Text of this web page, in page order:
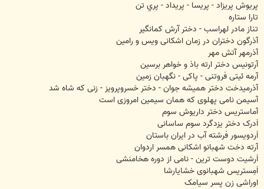
پريوش پريزاد - پريسا - پريداد - پري تن
تارا ستاره
تناز مادر لهراسب - دختر آرش کمانگير
آذرگون دختران در زمان اشکانی ویس و رامین
آذرمهر آتش مهر
آرتونیس دختر ارته باذ و خواهر برسین
آرمه ئیتی فروتنی - پاکی - نگهبان زمین
آذرمیدخت دختر همیشه جوان - دختر خسروپرویز - زنی که شاه شد
آسیمن نامی پهلوی که همان سیمین امروزی است
آماستریس دختر داریوش سوم
اَدرک دختر یزدگرد سوم ساسانی
اَردویسور فرشته آب در ایران باستان
آرته دخت شهبانو اشکانی همسر اردوان
اَرشیت دوست ترین - نامی از دوره هخامنشی
اَمِستریس شهبانوی خشایارشا
اوراشی زن پسر سیامک